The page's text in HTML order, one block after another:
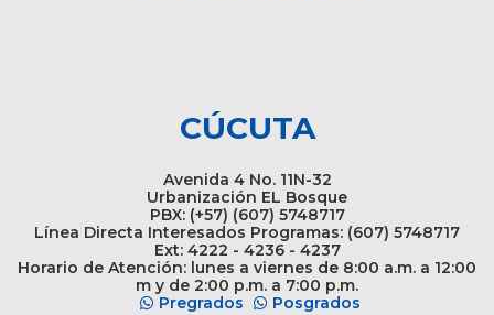
CÚCUTA
Avenida 4 No. 11N-32
Urbanización EL Bosque
PBX: (+57) (607) 5748717
Línea Directa Interesados Programas: (607) 5748717
Ext: 4222 - 4236 - 4237
Horario de Atención: lunes a viernes de 8:00 a.m. a 12:00
m y de 2:00 p.m. a 7:00 p.m.
Pregrados
Posgrados